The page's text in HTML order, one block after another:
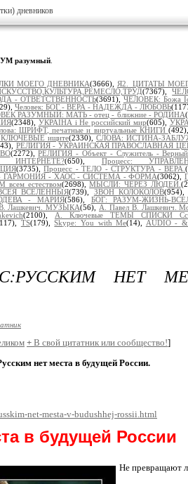
дневников
разумный
МОЕГО ДНЕВНИКА(3666), Я2._ЦИТАТЫ
(7367),
- ОТВЕТСТВЕННОСТЬ(3691), ЧЕЛОВЕК: Божа
Человек: БОГ - ВЕРА - НАДЕЖДА - ЛЮБОВЬ
РАЗУМНЫЙ: МАТЬ - отец - ближние - РОДИНА
(2348), УКРАЇНА і Не российский мир(605),
ШРИФТ, печатные и виртуальные КНИГИ (492),
КЛЮЧЕВЫЕ ищите(2330), СЛОВА: ИСТИНА-
РЕЛИГИЯ - УКРАИНСКАЯ ПРАВОСЛАВНАЯ
(2272),РЕЛИГИЯ - Объект - Служитель -
(650), Процесс:
(3735),Процесс - ТЕЛО - СТРУКТУРА - ВЕРА.
ГАРМОНИЯ - ХАОС - СИСТЕМА - ФОРМА(3062),
естеством(2698),МЫСЛИ: ЧЕРЕЗ ЛЮДЕЙ.
ВСЕЛЕННЫЯ(739), ЗВОН КОЛОКОЛОВ(954),
- МАРИЯ(586), БОГ: РАЗУМ-ЖИЗНЬ-
Лашкевич. МУЗЫКА(56), А. Павел В. Лашкевич.
(2100), А. Ключевые ТЕМЫ СПИСКИ
TS(179),Skype: You with Me(14), AUDIO -
НЕТ
+ В свой цитатник или сообщество!]
нет места в будущей России.
net-mesta-v-budushhej-rossii.html
в будущей России
Не превращают